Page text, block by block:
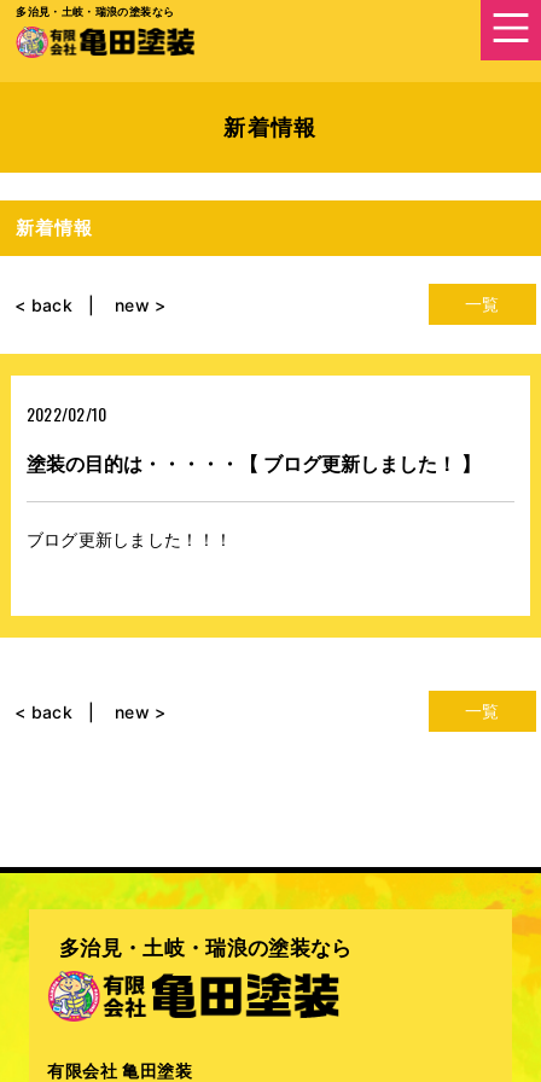
多治見・土岐・瑞浪の塗装なら
新着情報
新着情報
一覧
< back new >
2022/02/10
塗装の目的は・・・・・【 ブログ更新しました！ 】
ブログ更新しました！！！
一覧
< back new >
多治見・土岐・瑞浪の塗装なら
有限会社 亀田塗装